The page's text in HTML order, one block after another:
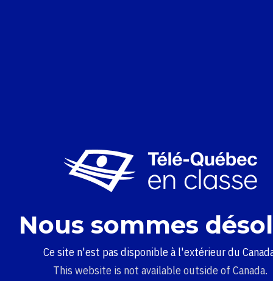
Nous sommes
Ce site n'est pas disponible à l'extérieur du
This website is not available outside of Canada.